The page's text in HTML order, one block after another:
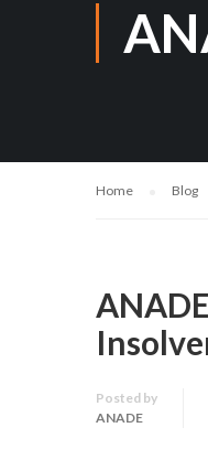
Home Blog
Posted by
ANADE